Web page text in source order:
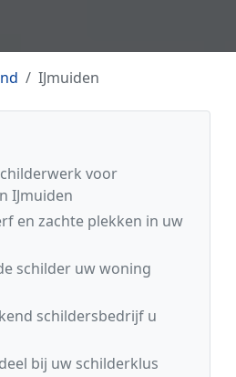
IJmuiden
voor
IJmuiden
en zachte plekken in uw
schilder uw woning
schildersbedrijf u
bij uw schilderklus